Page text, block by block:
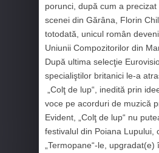
porunci, după cum a
scenei din Gărâna, Florin
totodată, unicul român
Uniunii Compozitorilor din
După ultima selecţie
specialiştilor britanici le-a
„Colţ de lup“, inedită prin
voce pe acorduri de muzică
Evident, „Colţ de lup“ nu
festivalul din Poiana Lupului,
„Termopane“-le,